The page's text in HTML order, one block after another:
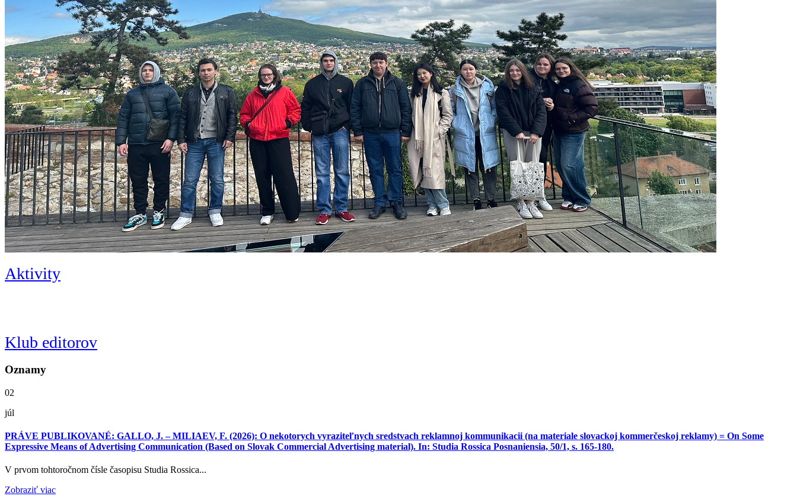
Aktivity
Klub editorov
Oznamy
02
júl
PRÁVE PUBLIKOVANÉ: GALLO, J. – MILIAEV, F. (2026): O nekotorych vyraziteľnych sredstvach reklamnoj kommunikacii (na materiale slovackoj kommerčeskoj reklamy) = On Some
Expressive Means of Advertising Communication (Based on Slovak Commercial Advertising material). In: Studia Rossica Posnaniensia, 50/1, s. 165-180.
V prvom tohtoročnom čísle časopisu Studia Rossica...
Zobraziť viac